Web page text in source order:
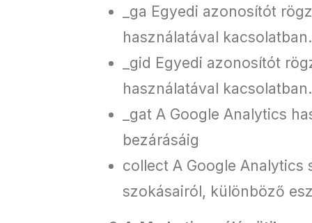
_ga Egyedi azonosítót
használatával
_gid Egyedi azonosítót
használatával
_gat A Google Analytics
bezárásáig
collect A Google
szokásairól, különböző